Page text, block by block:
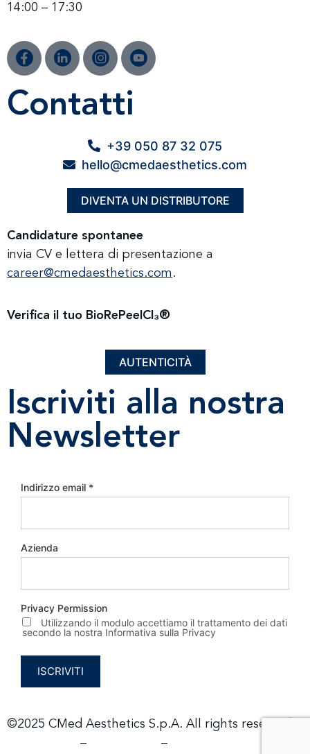
14:00 – 17:30
Contatti
+39 050 87 32 075
hello@cmedaesthetics.com
DIVENTA UN DISTRIBUTORE
Candidature spontanee
invia CV e lettera di presentazione a
career@cmedaesthetics.com .
Verifica il tuo BioRePeelCl₃®
AUTENTICITÀ
Iscriviti alla nostra
Newsletter
Indirizzo email *
Azienda
Privacy Permission
Utilizzando il modulo accettiamo il trattamento dei dati
secondo la nostra Informativa sulla Privacy
©2025 CMed Aesthetics S.p.A. All rights reserved –
– –